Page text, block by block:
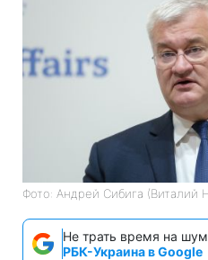
Фото: Андрей Сибига (Виталий
Не трать время на
РБК-Украина в Google